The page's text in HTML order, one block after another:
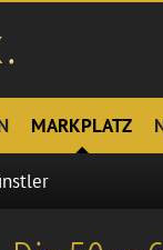
MARKPLATZ